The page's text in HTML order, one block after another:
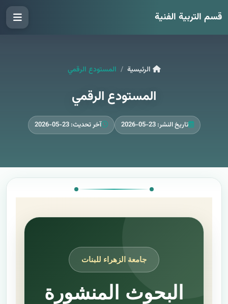
قسم التربية الفنية
الرئيسية المستودع الرقمي
المستودع الرقمي
تاريخ النشر: 23-05-2026 آخر تحديث: 23-05-2026
جامعة الزهراء للبنات
البحوث المنشورة